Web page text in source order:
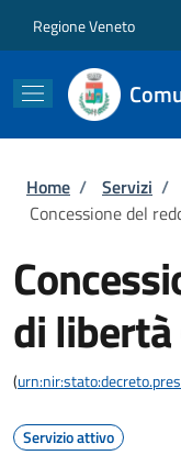
Regione Veneto
Briciole
Home / Servizi /
Concessione del
di libertà
(
Servizio attivo